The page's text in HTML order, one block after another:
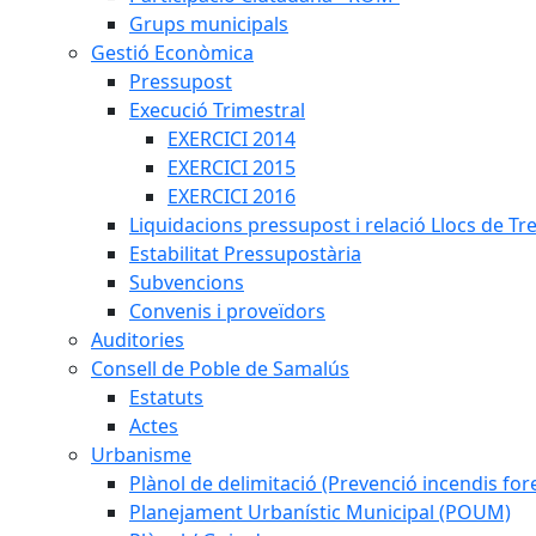
Grups municipals
Gestió Econòmica
Pressupost
Execució Trimestral
EXERCICI 2014
EXERCICI 2015
EXERCICI 2016
Liquidacions pressupost i relació Llocs de
Estabilitat Pressupostària
Subvencions
Convenis i proveïdors
Auditories
Consell de Poble de Samalús
Estatuts
Actes
Urbanisme
Plànol de delimitació (Prevenció incendis
Planejament Urbanístic Municipal (POUM)